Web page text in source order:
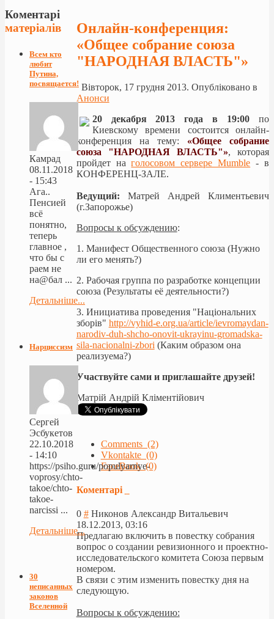
Онлайн-конференция:
«Общее собрание союза
"НАРОДНАЯ ВЛАСТЬ"»
Вівторок, 17 грудня 2013. Опубліковано в
Анонси
20 декабря 2013 года в 19:00 по
Киевскому времени состоится онлайн-
конференция на тему: «Общее собрание
союза "НАРОДНАЯ ВЛАСТЬ"», которая
пройдет наголосовом сервере Mumble - в
КОНФЕРЕНЦ-ЗАЛЕ.
Ведущий: Матрей Андрей Климентьевич
(г.Запорожье)
Вопросы к обсуждению:
1. Манифест Общественного союза (Нужно
ли его менять?)
2. Рабочая группа по разработке концепции
союза (Результаты её деятельности?)
3. Инициатива проведения "Національних
зборів" http://vyhid-e.org.ua/article/ievromaydan-
narodiv-duh-shcho-onovit-ukrayinu-gromadska-
sila-nacionalni-zbori (Каким образом она
реализуема?)
Участвуйте сами и приглашайте друзей!
Матрій Андрій Кліментійович
Comments (2)
Vkontakte (0)
FaceBook (0)
Коментарі
0 # Никонов Александр Витальевич
18.12.2013, 03:16
Предлагаю включить в повестку собрания
вопрос о создании ревизионного и проектно-
исследовательского комитета Союза первым
номером.
В связи с этим изменить повестку дня на
следующую.
Вопросы к обсуждению:
Коментарі
матеріалів
Всем кто
любит
Путина,
посвящается!
Камрад
08.11.2018
- 15:43
Ага..
Пенсией
всё
понятно,
теперь
главное ,
что бы с
раем не
на@бал ...
Детальніше...
Нарциссизм
Сергей
Эсбукетов
22.10.2018
- 14:10
https://psiho.guru/populyarnye-
voprosy/chto-
takoe/chto-
takoe-
narcissi ...
Детальніше...
30
неписанных
законов
Вселенной